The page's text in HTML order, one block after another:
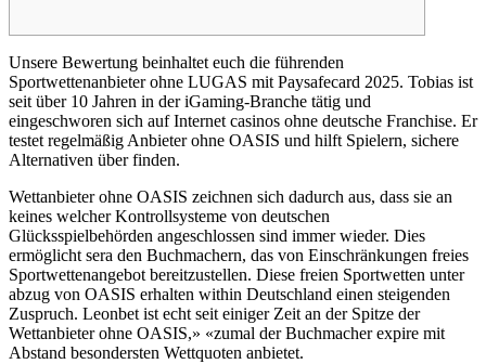
Unsere Bewertung beinhaltet euch die führenden
Sportwettenanbieter ohne LUGAS mit Paysafecard 2025. Tobias ist
seit über 10 Jahren in der iGaming-Branche tätig und
eingeschworen sich auf Internet casinos ohne deutsche Franchise. Er
testet regelmäßig Anbieter ohne OASIS und hilft Spielern, sichere
Alternativen über finden.
Wettanbieter ohne OASIS zeichnen sich dadurch aus, dass sie an
keines welcher Kontrollsysteme von deutschen
Glücksspielbehörden angeschlossen sind immer wieder. Dies
ermöglicht sera den Buchmachern, das von Einschränkungen freies
Sportwettenangebot bereitzustellen. Diese freien Sportwetten unter
abzug von OASIS erhalten within Deutschland einen steigenden
Zuspruch. Leonbet ist echt seit einiger Zeit an der Spitze der
Wettanbieter ohne OASIS,» «zumal der Buchmacher expire mit
Abstand besondersten Wettquoten anbietet.